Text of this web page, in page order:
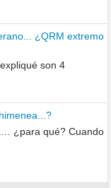
¿QRM extremo
son 4
¿para qué? Cuando